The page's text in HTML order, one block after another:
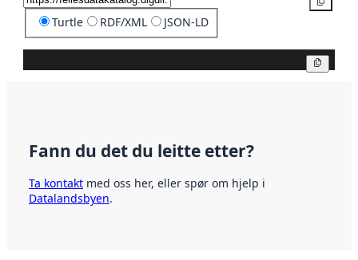
Turtle RDF/XML JSON-LD
Fann du det du leitte etter?
Ta kontakt med oss her, eller spør om hjelp i
Datalandsbyen.